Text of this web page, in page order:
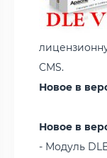
CMS.
Новое в
Новое в
- Модуль